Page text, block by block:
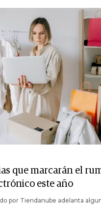
que marcarán el
este año
por Tiendanube adelanta